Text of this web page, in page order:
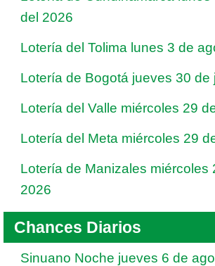
del 2026
Lotería del Tolima lunes 3 de
Lotería de Bogotá jueves 30 de
Lotería del Valle miércoles 29
Lotería del Meta miércoles 29
Lotería de Manizales miércoles
2026
Chances Diarios
Sinuano Noche jueves 6 de